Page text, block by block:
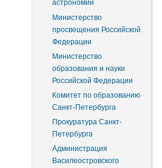
астрономии
Министерство
просвещения Российской
Федерации
Министерство
образования и науки
Российской Федерации
Комитет по образованию
Санкт-Петербурга
Прокуратура Санкт-
Петербурга
Администрация
Василеостровского